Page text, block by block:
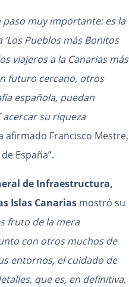
muy importante: es la
Pueblos más Bonitos
viajeros a la Canarias más
futuro cercano, otros
española, puedan
su riqueza
afirmado Francisco Mestre,
España”.
de Infraestructura,
Islas Canarias mostró su
fruto de la mera
con otros muchos de
entornos, el cuidado de
que es, en definitiva,